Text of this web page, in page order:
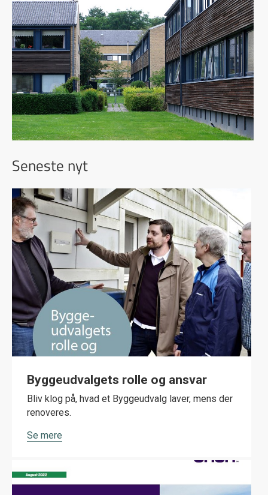
Seneste nyt
Byggeudvalgets rolle og ansvar
Bliv klog på, hvad et Byggeudvalg laver, mens der
renoveres.
Se mere